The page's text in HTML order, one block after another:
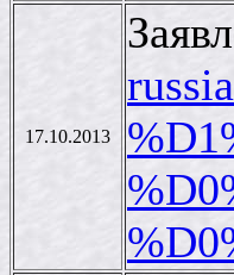
17.10.2013